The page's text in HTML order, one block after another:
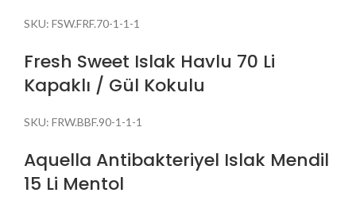
SKU: FSW.FRF.70-1-1-1
Fresh Sweet Islak Havlu 70 Li
Kapaklı / Gül Kokulu
SKU: FRW.BBF.90-1-1-1
Aquella Antibakteriyel Islak Mendil
15 Li Mentol